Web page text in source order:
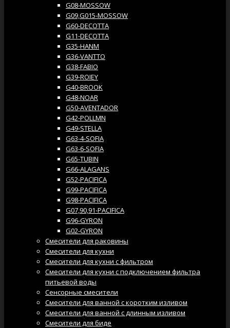
G08-MOSSOW
G09,G015-MOSSOW
G60-DECOTTA
G11-DECOTTA
G35-HANM
G36-VANTTO
G38-FABIO
G39-ROIEY
G40-BROOK
G48-NOAR
G50-AVENTADOR
G42-POLLMN
G49-STELLA
G63-4-SOFIA
G63-6-SOFIA
G65-TUBIN
G66-ALAGANS
G52-PACIFICA
G99-PACIFICA
G98-PACIFICA
G07,90,91-PACIFICA
G96-GYRON
G02-GYRON
Смесители для раковины
Смесители для кухни
Смесители для кухни с фильтром
Смесители для кухни с подключением фильтра
питьевой воды
Сенсорные смесители
Смесители для ванной с коротким изливом
Смесители для ванной с длинным изливом
Смесители для биде